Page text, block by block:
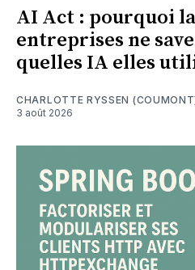
AI Act : pourquoi
entreprises ne
quelles IA elles
CHARLOTTE RYSSEN
3 août 2026